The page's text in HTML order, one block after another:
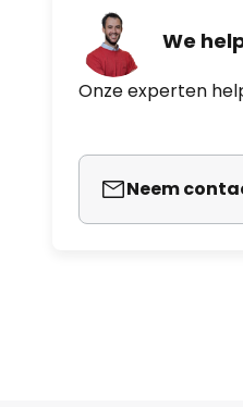
We
Onze experten
Neem